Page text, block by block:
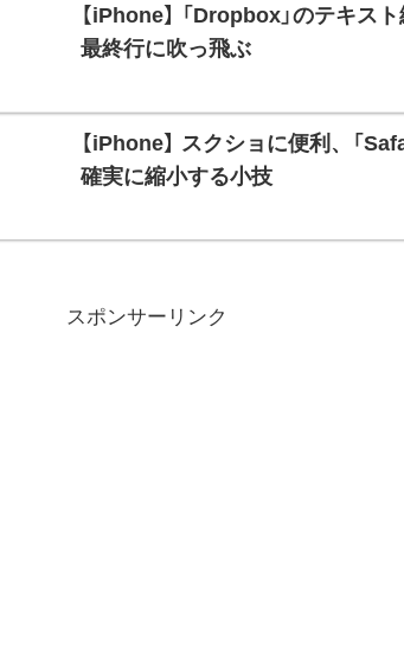
【iPhone】 「Dropbox」のテキス
最終行に吹っ飛ぶ
【iPhone】 スクショに便利、「
確実に縮小する小技
スポンサーリンク